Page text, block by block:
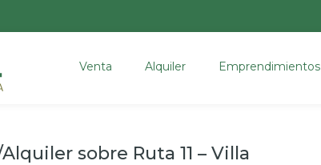
Venta Alquiler Emprendimientos
sobre Ruta 11 – Villa